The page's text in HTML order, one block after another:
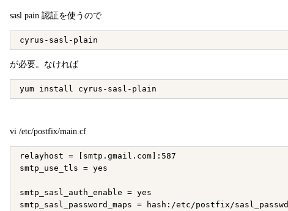
sasl pain 認証を使うので
が必要。なければ
vi /etc/postfix/main.cf
relayhost = [smtp.gmail.com]:587
smtp_use_tls = yes
smtp_sasl_auth_enable = yes
smtp_sasl_password_maps = hash:/etc/postfix/sasl_passwd